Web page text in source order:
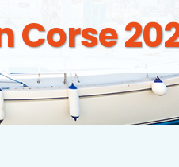
Corse